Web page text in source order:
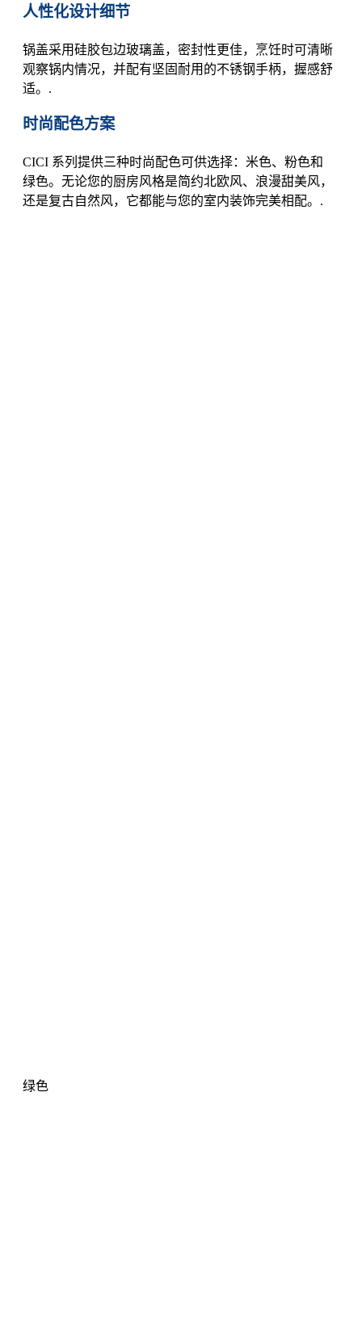
人性化设计细节
锅盖采用硅胶包边玻璃盖，密封性更佳，烹饪时可清晰
观察锅内情况，并配有坚固耐用的不锈钢手柄，握感舒
适。.
时尚配色方案
CICI 系列提供三种时尚配色可供选择：米色、粉色和
绿色。无论您的厨房风格是简约北欧风、浪漫甜美风，
还是复古自然风，它都能与您的室内装饰完美相配。.
绿色